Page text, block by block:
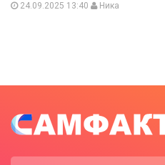
24.09.2025 13:40 Ника